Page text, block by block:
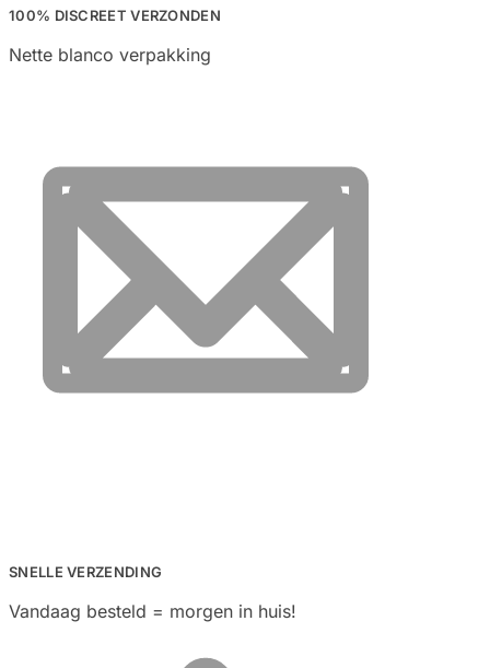
100% DISCREET VERZONDEN
Nette blanco verpakking
SNELLE VERZENDING
Vandaag besteld = morgen in huis!